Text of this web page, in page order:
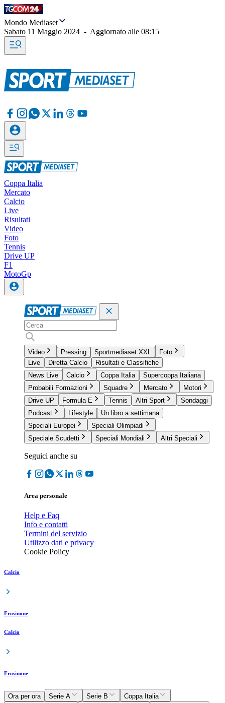
Mondo Mediaset
Sabato 11 Maggio 2024 - Aggiornato alle 08:15
Coppa Italia
Mercato
Calcio
Live
Risultati
Video
Foto
Tennis
Drive UP
F1
MotoGp
Video Pressing Sportmediaset XXL
Foto
Live
Diretta Calcio
Risultati e Classifiche
News Live
Calcio Coppa Italia
Supercoppa Italiana
Probabili Formazioni
Squadre Mercato
Motori
Drive UP
Formula E Tennis Altri Sport
Sondaggi
Podcast
Lifestyle
Un libro a settimana
Speciali Europei
Speciali Olimpiadi
Speciale Scudetti
Speciali Mondiali Altri Speciali
Seguici anche su
Area personale
Help e Faq
Info e contatti
Termini del servizio
Utilizzo dati e privacy
Cookie Policy
Calcio
Frosinone
Calcio
Frosinone
Ora per ora Serie A Serie B
Coppa Italia